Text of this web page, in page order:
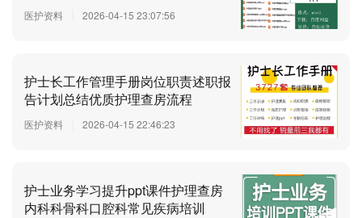
医护资料 2026-04-15 23:07:56
护士长工作管理手册岗位职责述职报
告计划总结优质护理查房流程
医护资料 2026-04-15 22:46:23
护士业务学习提升ppt课件护理查房
内科科骨科口腔科常见疾病培训